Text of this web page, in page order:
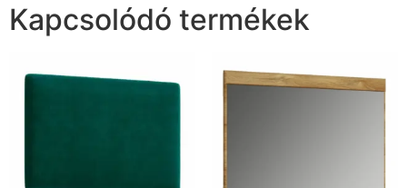
Kapcsolódó termékek